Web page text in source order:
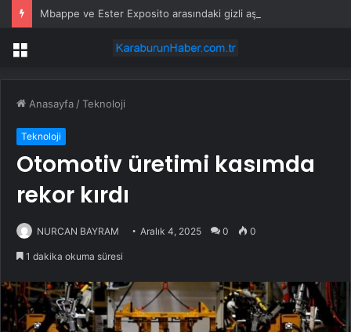
Menü
Anasayfa /Teknoloji
Teknoloji
Otomotiv üretimi kasımda
rekor kırdı
NURCAN BAYRAM Aralık 4, 2025 0 0
1 dakika okuma süresi